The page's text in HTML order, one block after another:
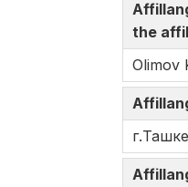
the
Olimov